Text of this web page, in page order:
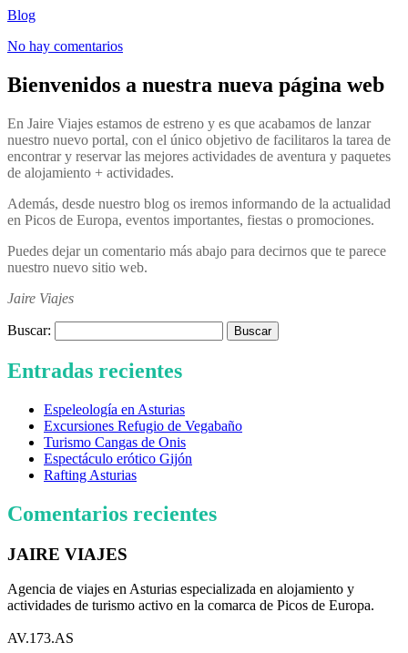
Blog
No hay comentarios
Bienvenidos a nuestra nueva página web
En Jaire Viajes estamos de estreno y es que acabamos de lanzar
nuestro nuevo portal, con el único objetivo de facilitaros la tarea de
encontrar y reservar las mejores actividades de aventura y paquetes
de alojamiento + actividades.
Además, desde nuestro blog os iremos informando de la actualidad
en Picos de Europa, eventos importantes, fiestas o promociones.
Puedes dejar un comentario más abajo para decirnos que te parece
nuestro nuevo sitio web.
Jaire Viajes
Buscar:
Entradas recientes
Espeleología en Asturias
Excursiones Refugio de Vegabaño
Turismo Cangas de Onis
Espectáculo erótico Gijón
Rafting Asturias
Comentarios recientes
JAIRE VIAJES
Agencia de viajes en Asturias especializada en alojamiento y
actividades de turismo activo en la comarca de Picos de Europa.
AV.173.AS